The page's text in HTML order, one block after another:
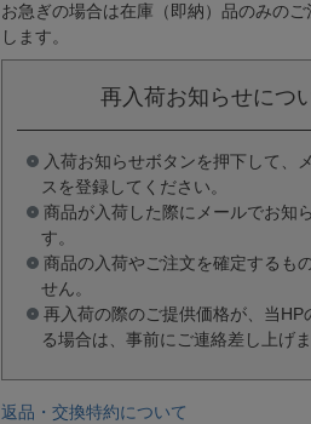
お急ぎの場合は在庫（即納）品のみのご
します。
再入荷お知らせにつ
入荷お知らせボタンを押下して、
スを登録してください。
商品が入荷した際にメールでお知
す。
商品の入荷やご注文を確定するも
せん。
再入荷の際のご提供価格が、当HP
る場合は、事前にご連絡差し上げま
返品・交換特約について